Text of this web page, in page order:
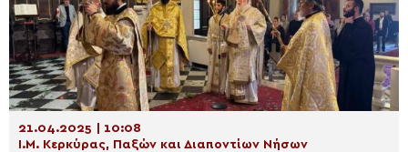
21.04.2025 | 10:08
Ι.Μ. Κερκύρας, Παξών και Διαποντίων Νήσων